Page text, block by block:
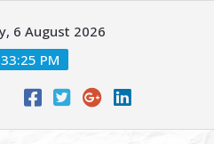
6 August 2026
PM